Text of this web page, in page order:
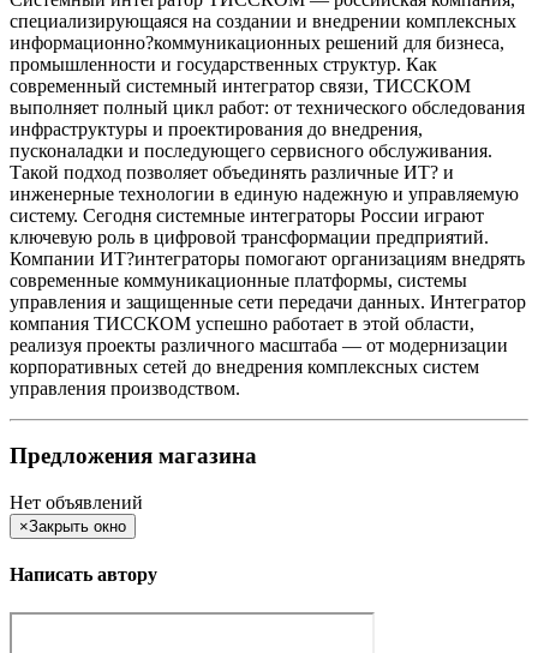
специализирующаяся на создании и внедрении комплексных
информационно?коммуникационных решений для бизнеса,
промышленности и государственных структур. Как
современный системный интегратор связи, ТИССКОМ
выполняет полный цикл работ: от технического обследования
инфраструктуры и проектирования до внедрения,
пусконаладки и последующего сервисного обслуживания.
Такой подход позволяет объединять различные ИТ? и
инженерные технологии в единую надежную и управляемую
систему. Сегодня системные интеграторы России играют
ключевую роль в цифровой трансформации предприятий.
Компании ИТ?интеграторы помогают организациям внедрять
современные коммуникационные платформы, системы
управления и защищенные сети передачи данных. Интегратор
компания ТИССКОМ успешно работает в этой области,
реализуя проекты различного масштаба — от модернизации
корпоративных сетей до внедрения комплексных систем
управления производством.
Предложения магазина
Нет объявлений
×Закрыть окно
Написать автору